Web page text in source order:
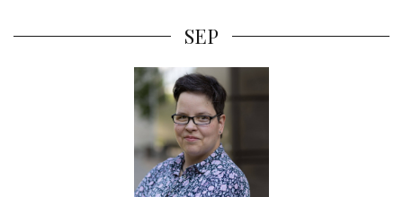
SEP